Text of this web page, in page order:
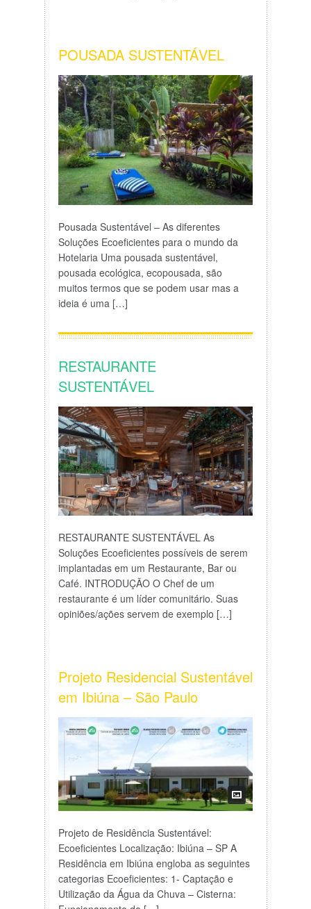
POUSADA SUSTENTÁVEL
Pousada Sustentável – As diferentes
Soluções Ecoeficientes para o mundo da
Hotelaria Uma pousada sustentável,
pousada ecológica, ecopousada, são
muitos termos que se podem usar mas a
ideia é uma […]
RESTAURANTE
SUSTENTÁVEL
RESTAURANTE SUSTENTÁVEL As
Soluções Ecoeficientes possíveis de serem
implantadas em um Restaurante, Bar ou
Café. INTRODUÇÃO O Chef de um
restaurante é um líder comunitário. Suas
opiniões/ações servem de exemplo […]
Projeto Residencial Sustentável
em Ibiúna – São Paulo
Projeto de Residência Sustentável:
Ecoeficientes Localização: Ibiúna – SP A
Residência em Ibiúna engloba as seguintes
categorias Ecoeficientes: 1- Captação e
Utilização da Água da Chuva – Cisterna: